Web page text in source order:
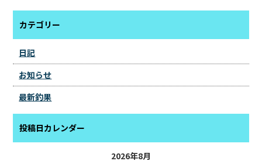
カテゴリー
日記
お知らせ
最新釣果
投稿日カレンダー
2026年8月